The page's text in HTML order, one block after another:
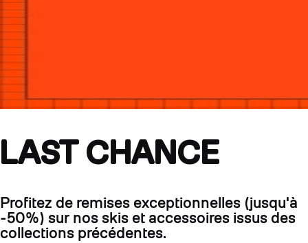
LAST CHANCE
Profitez de remises exceptionnelles (jusqu'à
-50%) sur nos skis et accessoires issus des
collections précédentes.